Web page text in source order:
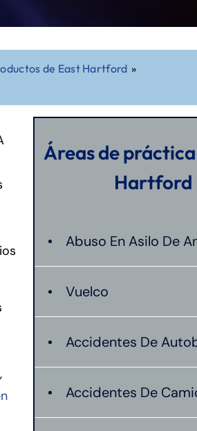
de East Hartford »
Áreas de
Hartford
Abuso En Asilo De
Vuelco
Accidentes De
Accidentes De